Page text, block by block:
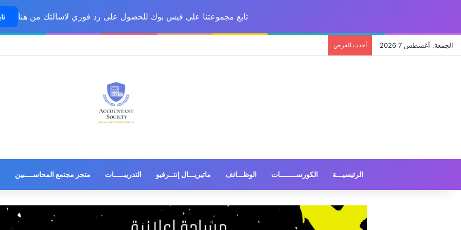
تابع مجموعتنا على فيس بوك للحصول على رد فوري لاسالتك من هنا
الجمعة, أغسطس 7 2026 أحدث الفرص
الرئيسيـــة الكورســــــــات الوظـــائف ماتيريـــال إنتــرفيو التدريبـــــات متجر مجتمع المحاســــبين